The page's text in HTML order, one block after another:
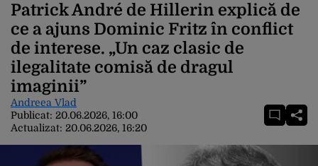
Patrick André de Hillerin explică de
ce a ajuns Dominic Fritz în conflict
de interese. „Un caz clasic de
ilegalitate comisă de dragul
imaginii”
Andreea Vlad
Publicat: 20.06.2026, 16:00
Actualizat: 20.06.2026, 16:20